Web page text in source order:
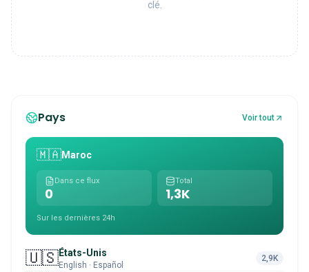
clé.
Pays Voir tout
🇲🇦Maroc
Dans ce flux
0
Total
1,3K
Sur les dernières 24h
🇺🇸États-Unis
English · Español
2,9K